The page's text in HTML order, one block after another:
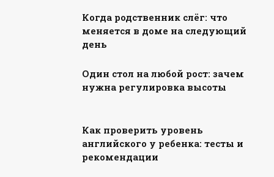
Когда родственник слёг: что
меняется в доме на следующий
день
Один стол на любой рост: зачем
нужна регулировка высоты
Как проверить уровень
английского у ребенка: тесты и
рекомендации